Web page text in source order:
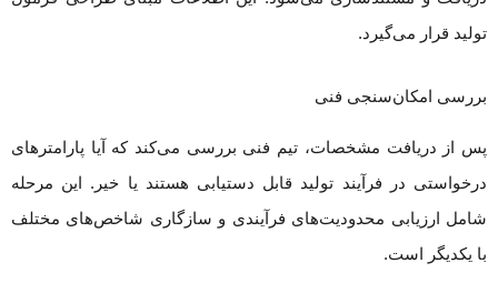
تولید قرار می‌گیرد.
بررسی امکان‌سنجی فنی
پس از دریافت مشخصات، تیم فنی بررسی می‌کند که آیا پارامترهای
درخواستی در فرآیند تولید قابل دستیابی هستند یا خیر. این مرحله
شامل ارزیابی محدودیت‌های فرآیندی و سازگاری شاخص‌های مختلف
با یکدیگر است.